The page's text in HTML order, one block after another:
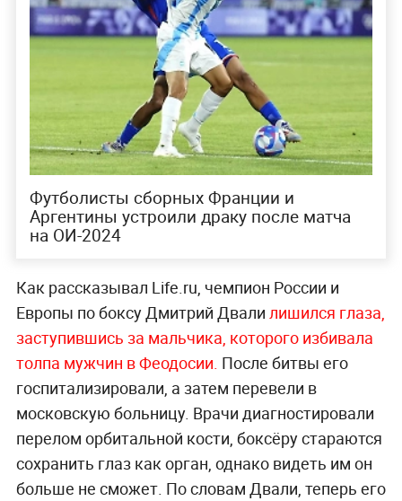
Футболисты сборных Франции и
Аргентины устроили драку после матча
на ОИ-2024
Как рассказывал Life.ru, чемпион России и
Европы по боксу Дмитрий Двали лишился глаза,
заступившись за мальчика, которого избивала
толпа мужчин в Феодосии. После битвы его
госпитализировали, а затем перевели в
московскую больницу. Врачи диагностировали
перелом орбитальной кости, боксёру стараются
сохранить глаз как орган, однако видеть им он
больше не сможет. По словам Двали, теперь его